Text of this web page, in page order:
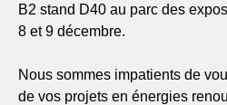
B2 stand D40 au parc des
8 et 9 décembre.
Nous sommes impatients de
de vos projets en énergies